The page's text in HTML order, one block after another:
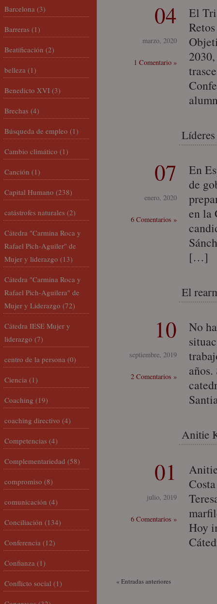
04
marzo, 2020
1 Comentario »
El
07
enero, 2020
6 Comentarios »
En
de
en la
[…]
El
10
septiembre, 2019
2 Comentarios »
No
Anitie
01
julio, 2019
6 Comentarios »
Hoy
« Entradas anteriores
Barcelona (3)
Barreras (1)
Beatificación (2)
belleza (1)
Benedicto XVI (3)
Brechas (4)
Búsqueda de empleo (1)
Cambio climático (1)
Canción (1)
Capital Humano (238)
catástrofes naturales (2)
Cátedra "Carmina Roca y
Rafael Pich-Aguiler" de
Mujer y liderazgo (13)
Cátedra "Carmina Roca y
Rafael Pich-Aguilera" de
Mujer y Liderazgo (72)
Cátedra IESE Mujer y
liderazgo (7)
centro de la persona (0)
Ciencia (1)
Coaching (19)
coaching directivo (4)
Competencias (4)
Complementariedad (58)
compromiso (8)
comunicación (4)
Conciliación (134)
Conferencia (12)
Confianza (1)
Conflicto social (1)